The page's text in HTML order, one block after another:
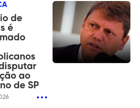
de
é
ao
de SP